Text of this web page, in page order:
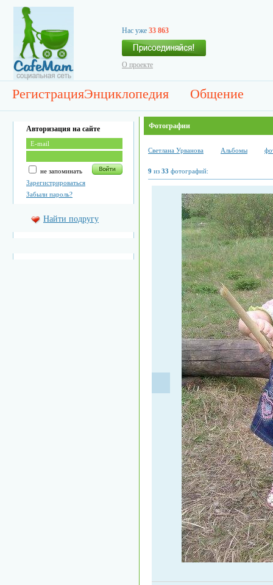
Нас уже 33 863
О проекте
РегистрацияЭнциклопедия Общение
Авторизация на сайте
не запоминать
Зарегистрироваться
Забыли пароль?
Найти подругу
Фотографии
Светлана Урванова Альбомы
9 из 33 фотографий: